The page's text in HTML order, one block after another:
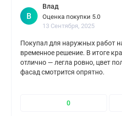
В
Влад
Оценка покупки 5.0
13 Сентября, 2025
Покупал для наружных работ
временное решение. В итоге
отлично — легла ровно, цвет
фасад смотрится опрятно.
0